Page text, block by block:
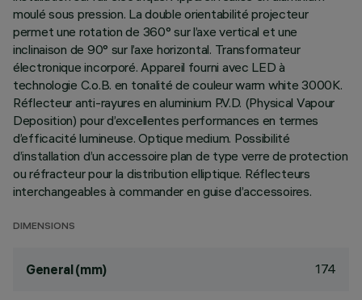
moulé sous pression. La double orientabilité projecteur
permet une rotation de 360° sur l’axe vertical et une
inclinaison de 90° sur l’axe horizontal. Transformateur
électronique incorporé. Appareil fourni avec LED à
technologie C.o.B. en tonalité de couleur warm white 3000K.
Réflecteur anti-rayures en aluminium P.V.D. (Physical Vapour
Deposition) pour d’excellentes performances en termes
d’efficacité lumineuse. Optique medium. Possibilité
d’installation d’un accessoire plan de type verre de protection
ou réfracteur pour la distribution elliptique. Réflecteurs
interchangeables à commander en guise d’accessoires.
DIMENSIONS
General (mm) 174